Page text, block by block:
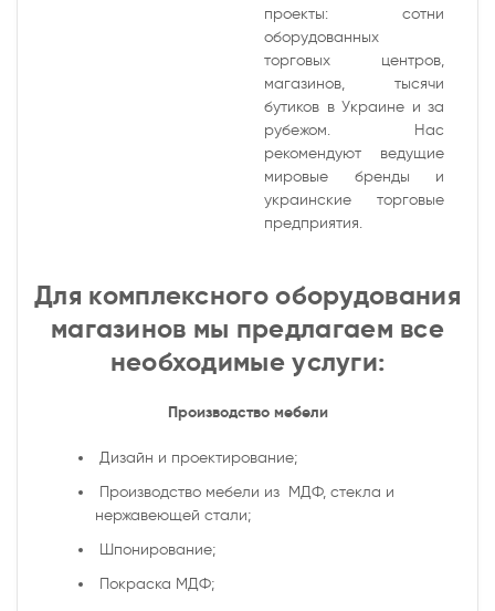
проекты: сотни
оборудованных
торговых центров,
магазинов, тысячи
бутиков в Украине и за
рубежом. Нас
рекомендуют ведущие
мировые бренды и
украинские торговые
предприятия.
Для комплексного оборудования
магазинов мы предлагаем все
необходимые услуги:
Производство мебели
Дизайн и проектирование;
Производство мебели из МДФ, стекла и
нержавеющей стали;
Шпонирование;
Покраска МДФ;